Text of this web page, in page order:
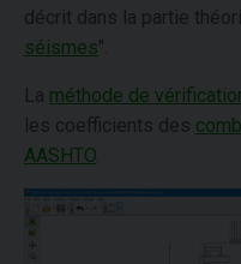
décrit dans la partie
séismes".
La méthode de
les coefficients des
AASHTO